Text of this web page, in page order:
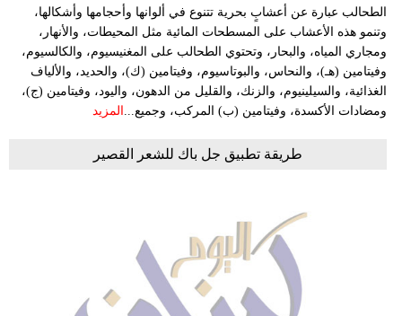
الطحالب عبارة عن أعشابٍ بحرية تتنوع في ألوانها وأحجامها وأشكالها،
وتنمو هذه الأعشاب على المسطحات المائية مثل المحيطات، والأنهار،
ومجاري المياه، والبحار، وتحتوي الطحالب على المغنيسيوم، والكالسيوم،
وفيتامين (هـ)، والنحاس، والبوتاسيوم، وفيتامين (ك)، والحديد، والألياف
الغذائية، والسيلينيوم، والزنك، والقليل من الدهون، واليود، وفيتامين (ج)،
ومضادات الأكسدة، وفيتامين (ب) المركب، وجميع...
المزيد
طريقة تطبيق جل باك للشعر القصير